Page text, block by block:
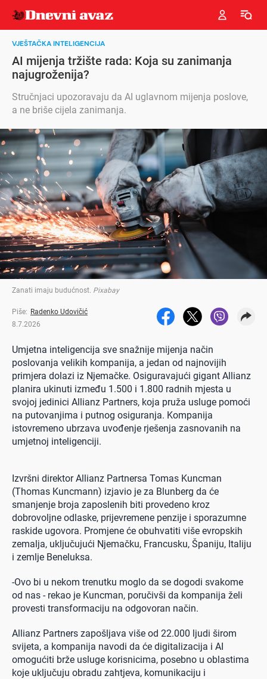
VJEŠTAČKA INTELIGENCIJA
AI mijenja tržište rada: Koja su zanimanja
najugroženija?
Stručnjaci upozoravaju da AI uglavnom mijenja poslove,
a ne briše cijela zanimanja.
Zanati imaju budućnost. Pixabay
Piše: Radenko Udovičić
8.7.2026
Umjetna inteligencija sve snažnije mijenja način
poslovanja velikih kompanija, a jedan od najnovijih
primjera dolazi iz Njemačke. Osiguravajući gigant Allianz
planira ukinuti između 1.500 i 1.800 radnih mjesta u
svojoj jedinici Allianz Partners, koja pruža usluge pomoći
na putovanjima i putnog osiguranja. Kompanija
istovremeno ubrzava uvođenje rješenja zasnovanih na
umjetnoj inteligenciji.
Izvršni direktor Allianz Partnersa Tomas Kuncman
(Thomas Kuncmann) izjavio je za Blunberg da će
smanjenje broja zaposlenih biti provedeno kroz
dobrovoljne odlaske, prijevremene penzije i sporazumne
raskide ugovora. Promjene će obuhvatiti više evropskih
zemalja, uključujući Njemačku, Francusku, Španiju, Italiju
i zemlje Beneluksa.
-Ovo bi u nekom trenutku moglo da se dogodi svakome
od nas - rekao je Kuncman, poručivši da kompanija želi
provesti transformaciju na odgovoran način.
Allianz Partners zapošljava više od 22.000 ljudi širom
svijeta, a kompanija navodi da će digitalizacija i AI
omogućiti brže usluge korisnicima, posebno u oblastima
koje uključuju obradu zahtjeva, komunikaciju i